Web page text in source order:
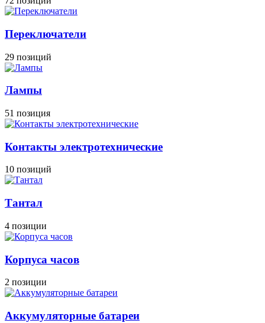
Переключатели
29 позиций
Лампы
51 позиция
Контакты электротехнические
10 позиций
Тантал
4 позиции
Корпуса часов
2 позиции
Аккумуляторные батареи